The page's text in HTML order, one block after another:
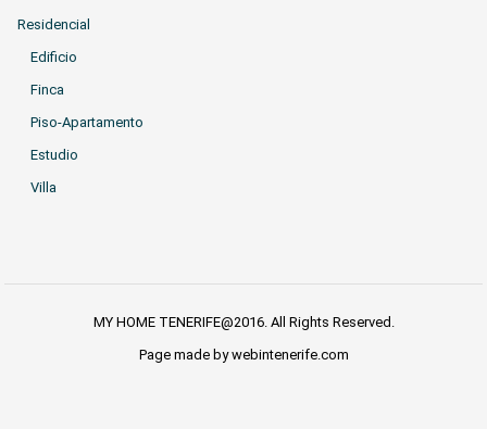
Residencial
Edificio
Finca
Piso-Apartamento
Estudio
Villa
MY HOME TENERIFE@2016. All Rights Reserved.
Page made by webintenerife.com